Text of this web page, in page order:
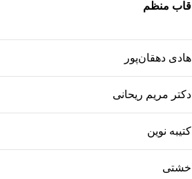
قاب منظم
هادی دهقان‌پور
دکتر مریم ریحانی
کتیبه نوین
خشتی